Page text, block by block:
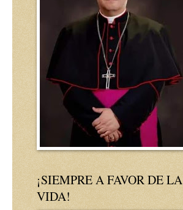
¡SIEMPRE A FAVOR DE LA
VIDA!